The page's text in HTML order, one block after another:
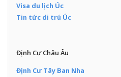
Visa du lịch Úc
Tin tức di trú Úc
Định Cư Châu Âu
Định Cư Tây Ban Nha